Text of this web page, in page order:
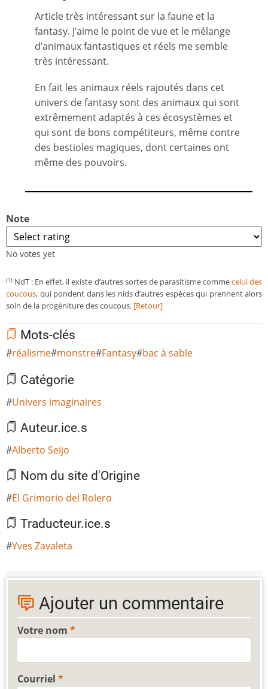
Article très intéressant sur la faune et la
fantasy. J’aime le point de vue et le mélange
d’animaux fantastiques et réels me semble
très intéressant.
En fait les animaux réels rajoutés dans cet
univers de fantasy sont des animaux qui sont
extrêmement adaptés à ces écosystèmes et
qui sont de bons compétiteurs, même contre
des bestioles magiques, dont certaines ont
même des pouvoirs.
Note
No votes yet
(1) NdT : En effet, il existe d’autres sortes de parasitisme commecelui des
coucous, qui pondent dans les nids d’autres espèces qui prennent alors
soin de la progéniture des coucous. [Retour]
Mots-clés
réalisme monstre Fantasy bac à sable
Catégorie
Univers imaginaires
Auteur.ice.s
Alberto Seijo
Nom du site d'Origine
El Grimorio del Rolero
Traducteur.ice.s
Yves Zavaleta
Ajouter un commentaire
Votre nom
Courriel